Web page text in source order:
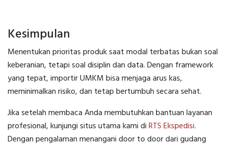
Kesimpulan
Menentukan prioritas produk saat modal terbatas bukan soal
keberanian, tetapi soal disiplin dan data. Dengan framework
yang tepat, importir UMKM bisa menjaga arus kas,
meminimalkan risiko, dan tetap bertumbuh secara sehat.
Jika setelah membaca Anda membutuhkan bantuan layanan
profesional, kunjungi situs utama kami diRTS Ekspedisi.
Dengan pengalaman menangani door to door dari gudang